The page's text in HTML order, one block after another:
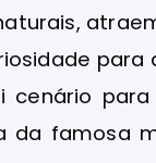
para
cenário
da famosa